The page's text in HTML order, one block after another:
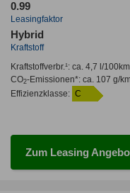
0.99
Leasingfaktor
Hybrid
Kraftstoff
Kraftstoffverbr.¹: ca. 4,7 l/100km
CO2-Emissionen*: ca. 107 g/
Effizienzklasse: C
Zum Leasing